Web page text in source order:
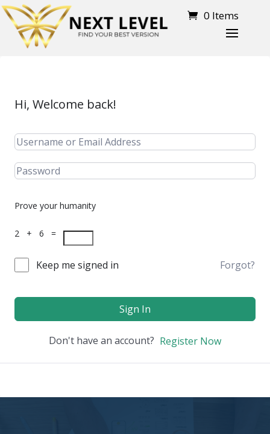
0 Items
Hi, Welcome back!
Prove your humanity
2 + 6 =
Keep me signed in Forgot?
Sign In
Don't have an account? Register Now